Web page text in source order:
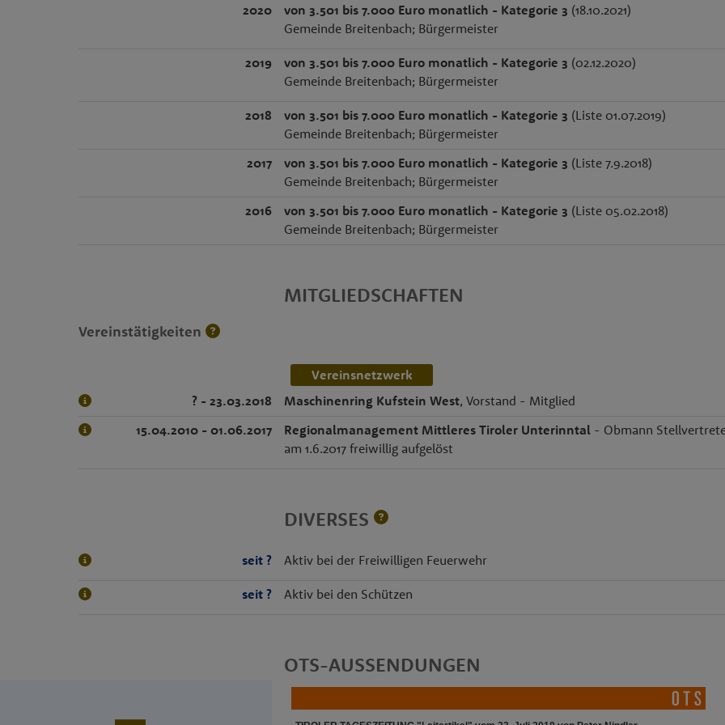
2020 von 3.501 bis 7.000 Euro monatlich - Kategorie 3 (18.10.2021)
Gemeinde Breitenbach; Bürgermeister
2019 von 3.501 bis 7.000 Euro monatlich - Kategorie 3 (02.12.2020)
Gemeinde Breitenbach; Bürgermeister
2018 von 3.501 bis 7.000 Euro monatlich - Kategorie 3 (Liste 01.07.2019)
Gemeinde Breitenbach; Bürgermeister
2017
von 3.501 bis 7.000 Euro monatlich - Kategorie 3 (Liste 7.9.2018)
Gemeinde Breitenbach; Bürgermeister
2016
von 3.501 bis 7.000 Euro monatlich - Kategorie 3 (Liste 05.02.2018)
Gemeinde Breitenbach; Bürgermeister
MITGLIEDSCHAFTEN
Vereinstätigkeiten
Vereinsnetzwerk
? - 23.03.2018
Maschinenring Kufstein West, Vorstand - Mitglied
15.04.2010 - 01.06.2017
Regionalmanagement Mittleres Tiroler Unterinntal - Obmann
am 1.6.2017 freiwillig aufgelöst
DIVERSES
seit ? Aktiv bei der Freiwilligen Feuerwehr
seit ? Aktiv bei den Schützen
OTS-AUSSENDUNGEN